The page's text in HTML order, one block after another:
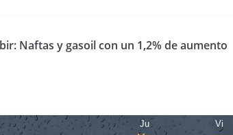
Naftas y gasoil con un 1,2% de aumento
Ju Vi